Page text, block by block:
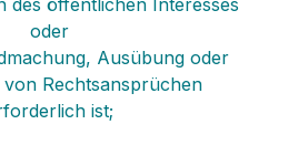
öffentlichen Interesses
oder
Ausübung oder
von Rechtsansprüchen
ist;